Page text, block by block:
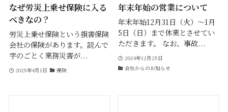
なぜ労災上乗せ保険に入る
べきなの？
労災上乗せ保険という損害保険
会社の保険があります。読んで
字のごとく業務災害が...
2025年4月1日 保険
年末年始の営業について
年末年始12月31日（火）～1月
5日（日）まで休業とさせてい
ただきます。 なお、事故...
2024年12月25日
会社からのお知らせ